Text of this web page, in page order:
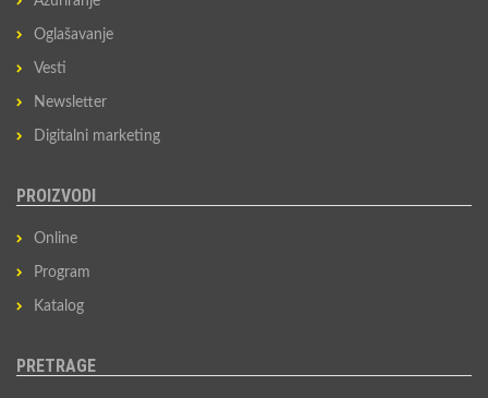
Oglašavanje
Vesti
Newsletter
Digitalni marketing
PROIZVODI
Online
Program
Katalog
PRETRAGE